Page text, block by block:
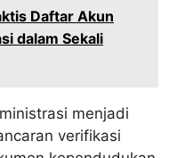
Daftar Akun
dalam Sekali
menjadi
verifikasi